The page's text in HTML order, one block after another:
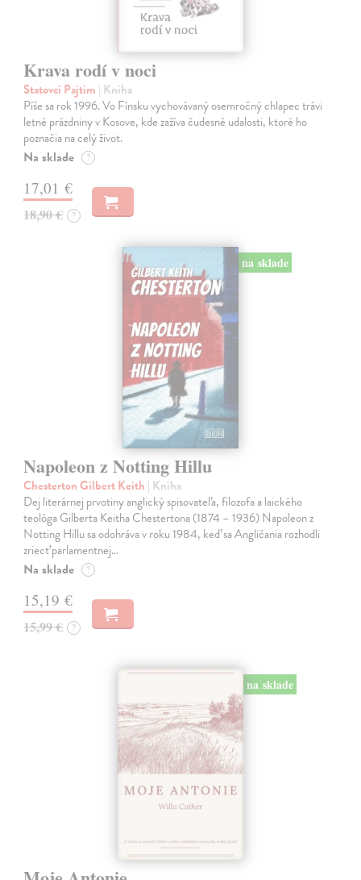
Krava rodí v noci
Statovci Pajtim | Kniha
Píše sa rok 1996. Vo Fínsku vychovávaný osemročný chlapec trávi
letné prázdniny v Kosove, kde zažíva čudesné udalosti, ktoré ho
poznačia na celý život.
Na sklade ?
17,01 €
18,90 € ?
na sklade
Napoleon z Notting Hillu
Chesterton Gilbert Keith | Kniha
Dej literárnej prvotiny anglický spisovateľa, filozofa a laického
teológa Gilberta Keitha Chestertona (1874 – 1936) Napoleon z
Notting Hillu sa odohráva v roku 1984, keď sa Angličania rozhodli
zriecť parlamentnej…
Na sklade ?
15,19 €
15,99 € ?
na sklade